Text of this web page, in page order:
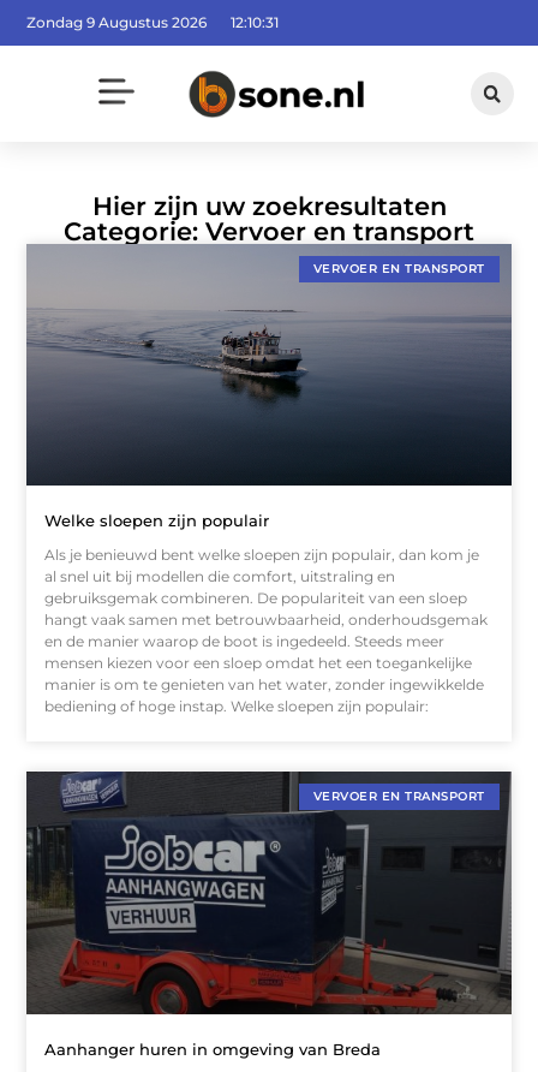
Zondag 9 Augustus 2026 12:10:32
Hier zijn uw zoekresultaten
Categorie: Vervoer en transport
VERVOER EN TRANSPORT
Welke sloepen zijn populair
Als je benieuwd bent welke sloepen zijn populair, dan kom je
al snel uit bij modellen die comfort, uitstraling en
gebruiksgemak combineren. De populariteit van een sloep
hangt vaak samen met betrouwbaarheid, onderhoudsgemak
en de manier waarop de boot is ingedeeld. Steeds meer
mensen kiezen voor een sloep omdat het een toegankelijke
manier is om te genieten van het water, zonder ingewikkelde
bediening of hoge instap. Welke sloepen zijn populair:
VERVOER EN TRANSPORT
Aanhanger huren in omgeving van Breda